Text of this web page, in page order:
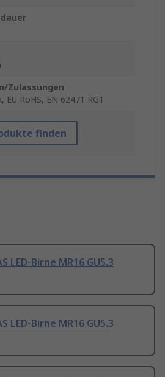
Zulassungen
EU RoHS, EN 62471 RG1
finden
LED-Birne MR16 GU5.3
LED-Birne MR16 GU5.3